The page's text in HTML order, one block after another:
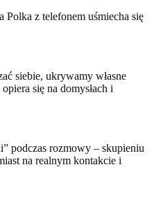
siebie, ukrywamy własne
się na domysłach i
podczas rozmowy – skupieniu
na realnym kontakcie i